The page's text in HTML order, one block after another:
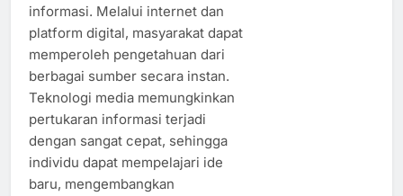
informasi. Melalui internet dan
platform digital, masyarakat dapat
memperoleh pengetahuan dari
berbagai sumber secara instan.
Teknologi media memungkinkan
pertukaran informasi terjadi
dengan sangat cepat, sehingga
individu dapat mempelajari ide
baru, mengembangkan